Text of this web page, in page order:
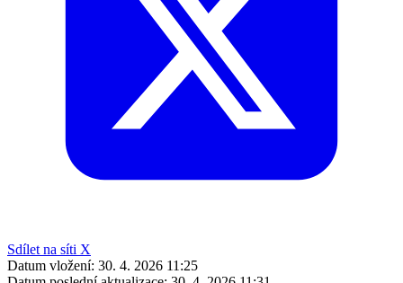
Sdílet na síti X
Datum vložení: 30. 4. 2026 11:25